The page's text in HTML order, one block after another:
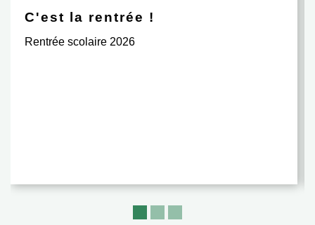
C'est la rentrée !
Rentrée scolaire 2026